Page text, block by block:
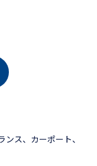
ス、カーポート、